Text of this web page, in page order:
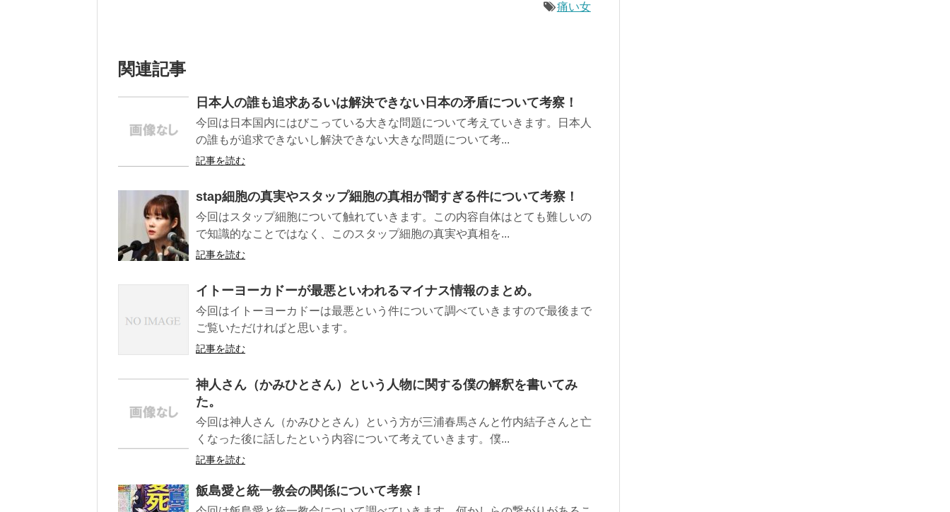
痛い女
関連記事
日本人の誰も追求あるいは解決できない日本の矛盾について考察！
今回は日本国内にはびこっている大きな問題について考えていきます。日本人
の誰もが追求できないし解決できない大きな問題について考...
記事を読む
stap細胞の真実やスタップ細胞の真相が闇すぎる件について考察！
今回はスタップ細胞について触れていきます。この内容自体はとても難しいの
で知識的なことではなく、このスタップ細胞の真実や真相を...
記事を読む
イトーヨーカドーが最悪といわれるマイナス情報のまとめ。
今回はイトーヨーカドーは最悪という件について調べていきますので最後まで
ご覧いただければと思います。
記事を読む
神人さん（かみひとさん）という人物に関する僕の解釈を書いてみ
た。
今回は神人さん（かみひとさん）という方が三浦春馬さんと竹内結子さんと亡
くなった後に話したという内容について考えていきます。僕...
記事を読む
飯島愛と統一教会の関係について考察！